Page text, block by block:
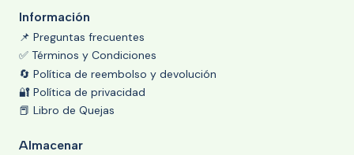
Información
📌 Preguntas frecuentes
✅ Términos y Condiciones
🔄 Política de reembolso y devolución
🔐 Política de privacidad
📕 Libro de Quejas
Almacenar